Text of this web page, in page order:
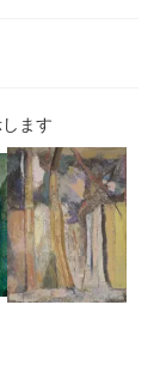
ます